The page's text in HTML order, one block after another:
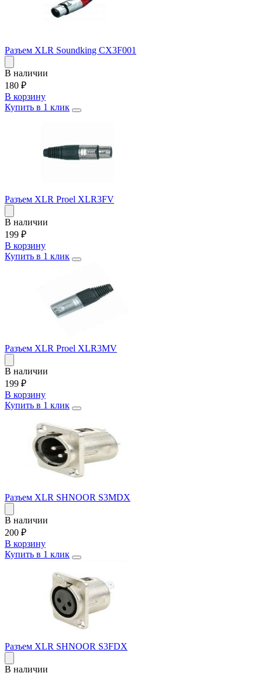
Разъем XLR Soundking CX3F001
В наличии
180 ₽
В корзину
Купить в 1 клик
Разъем XLR Proel XLR3FV
В наличии
199 ₽
В корзину
Купить в 1 клик
Разъем XLR Proel XLR3MV
В наличии
199 ₽
В корзину
Купить в 1 клик
Разъем XLR SHNOOR S3MDX
В наличии
200 ₽
В корзину
Купить в 1 клик
Разъем XLR SHNOOR S3FDX
В наличии